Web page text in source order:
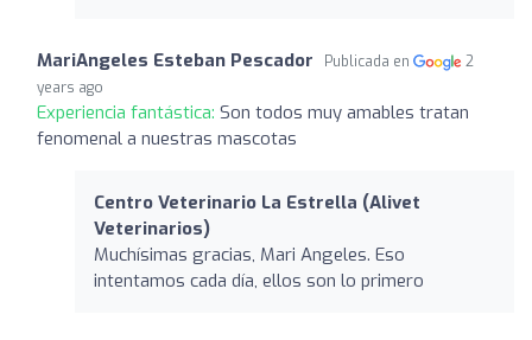
MariAngeles Esteban Pescador Publicada en
2
years ago
Experiencia fantástica: Son todos muy amables tratan
fenomenal a nuestras mascotas
Centro Veterinario La Estrella (Alivet
Veterinarios)
Muchísimas gracias, Mari Angeles. Eso
intentamos cada día, ellos son lo primero